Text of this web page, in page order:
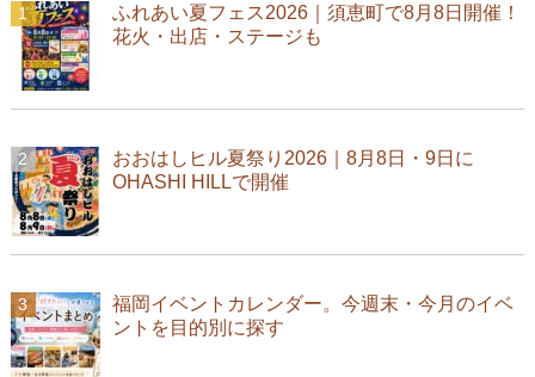
ふれあい夏フェス2026｜須恵町で8月8日開催！
花火・出店・ステージも
おおはしヒル夏祭り2026｜8月8日・9日に
OHASHI HILLで開催
福岡イベントカレンダー。今週末・今月のイベ
ントを目的別に探す